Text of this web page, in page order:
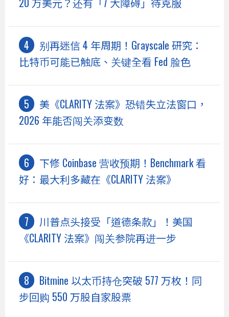
别再迷信 4 年周期！Grayscale 研究：
比特币可能已触底、关键全看 Fed 脸色
美《CLARITY 法案》恐错失立法窗口，
2026 年能否闯关添变数
下修 Coinbase 营收预期！Benchmark 看
好：最大利多藏在《CLARITY 法案》
川普点头接受「道德条款」！美国
《CLARITY 法案》闯关参院再进一步
Bitmine 以太币持仓突破 577 万枚！同
步回购 550 万股自家股票